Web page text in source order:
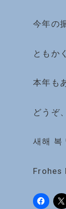
今年の
ともか
本年も
どうぞ
새해 복
Frohes